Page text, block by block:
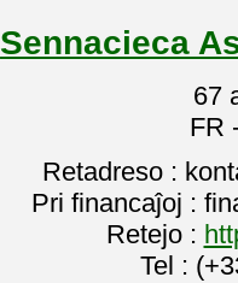
Sennacieca
67
FR
Retadreso :
Pri financaĵoj :
Retejo :
Tel :